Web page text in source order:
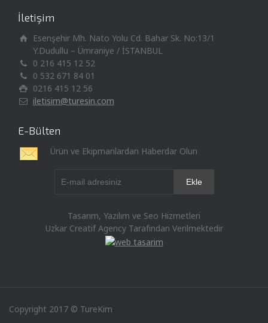
İletişim
Esenşehir Mh. Nato Yolu Cd. Bahar Sk. No:13/1
Y.Dudullu – Ümraniye / İSTANBUL
0 216 415 12 52
0 532 671 84 01
0216 415 12 56
iletisim@turesin.com
E-Bülten
Ürün ve Ekipmanlardan Haberdar Olun
Tasarım, Yazılım ve Seo Hizmetleri
Uzkar Creatif Agency Tarafından Verilmektedir
Copyright 2017 © TureKim